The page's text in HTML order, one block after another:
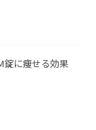
錠に痩せる効果